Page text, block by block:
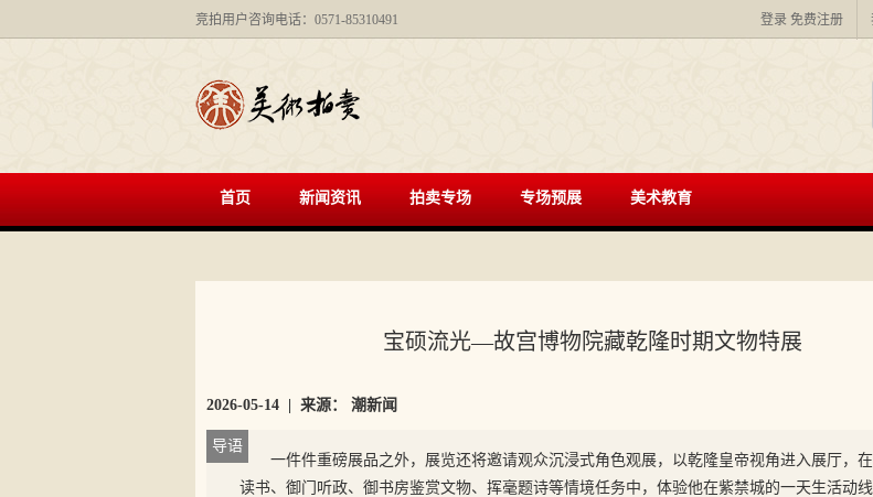
竞拍用户咨询电话：0571-85310491 登录 免费注册
首页 新闻资讯 拍卖专场 专场预展 美术教育
宝硕流光—故宫博物院藏乾隆时期文物特展
2026-05-14 | 来源： 潮新闻
一件件重磅展品之外，展览还将邀请观众沉浸式角色观展，以乾隆皇帝视角进入展厅，
读书、御门听政、御书房鉴赏文物、挥毫题诗等情境任务中，体验他在紫禁城的一天生活动
导语